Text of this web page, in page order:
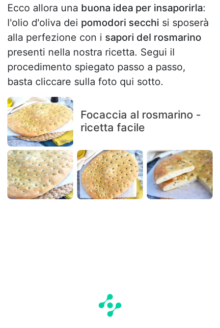
Ecco allora una buona idea per insaporirla:
l'olio d'oliva dei pomodori secchi si sposerà
alla perfezione con i sapori del rosmarino
presenti nella nostra ricetta. Segui il
procedimento spiegato passo a passo,
basta cliccare sulla foto qui sotto.
Focaccia al rosmarino -
ricetta facile